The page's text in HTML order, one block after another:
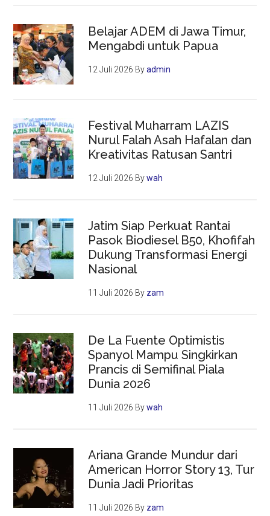
Belajar ADEM di Jawa Timur,
Mengabdi untuk Papua
12 Juli 2026 Byadmin
Festival Muharram LAZIS
Nurul Falah Asah Hafalan dan
Kreativitas Ratusan Santri
12 Juli 2026 Bywah
Jatim Siap Perkuat Rantai
Pasok Biodiesel B50, Khofifah
Dukung Transformasi Energi
Nasional
11 Juli 2026 By zam
De La Fuente Optimistis
Spanyol Mampu Singkirkan
Prancis di Semifinal Piala
Dunia 2026
11 Juli 2026 Bywah
Ariana Grande Mundur dari
American Horror Story 13, Tur
Dunia Jadi Prioritas
11 Juli 2026 By zam